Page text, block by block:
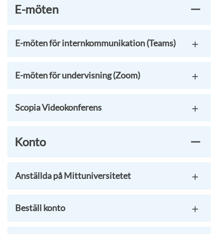
E-möten
E-möten för internkommunikation (Teams)
E-möten för undervisning (Zoom)
Scopia Videokonferens
Konto
Anställda på Mittuniversitetet
Beställ konto